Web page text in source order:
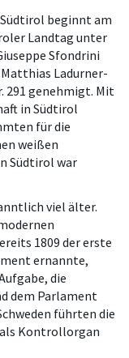
beginnt am
Landtag unter
Sfondrini
Ladurner-
291 genehmigt. Mit
in Südtirol
für die
weißen
Südtirol war
viel älter.
1809 der erste
ernannte,
die
dem Parlament
führten die
Kontrollorgan